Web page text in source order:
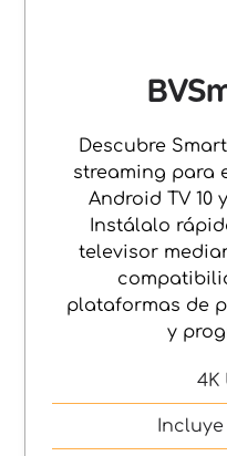
Descubre
streaming para
Android TV 10
Instálalo
televisor
plataformas de
y
4K